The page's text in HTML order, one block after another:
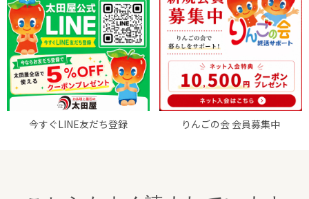
今すぐLINE友だち登録 りんごの会 会員募集中